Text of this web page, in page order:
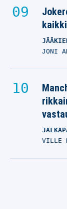
JONI
VILLE